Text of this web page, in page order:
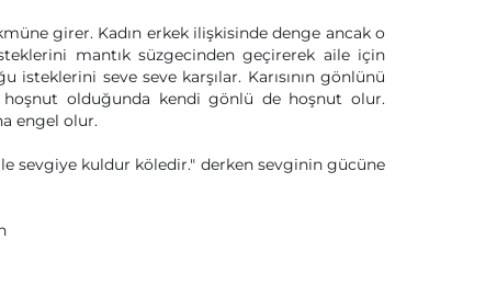
girer. Kadın erkek ilişkisinde denge ancak o
mantık süzgecinden geçirerek aile için
isteklerini seve seve karşılar. Karısının gönlünü
hoşnut olduğunda kendi gönlü de hoşnut olur.
engel olur.
sevgiye kuldur köledir." derken sevginin gücüne